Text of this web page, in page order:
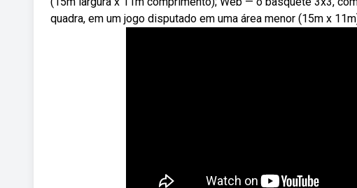
quadra, em um jogo disputado em uma área menor (15m x